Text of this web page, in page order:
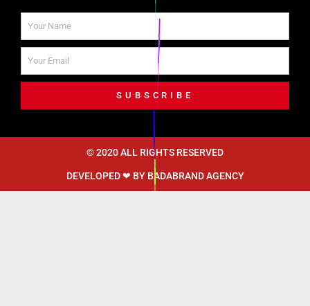
SUBSCRIBE
© 2020 ALL RIGHTS RESERVED​
DEVELOPED ❤ BY BADABRAND AGENCY